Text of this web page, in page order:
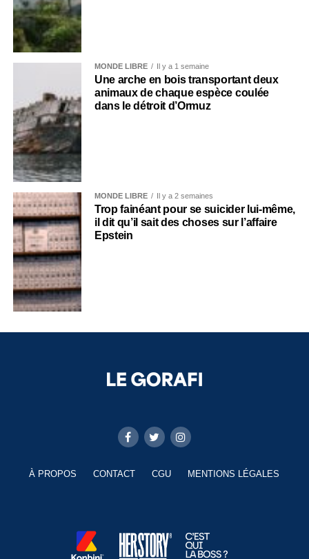
MONDE LIBRE Il y a 1 semaine
Une arche en bois transportant deux
animaux de chaque espèce coulée
dans le détroit d’Ormuz
MONDE LIBRE Il y a 2 semaines
Trop fainéant pour se suicider lui-même,
il dit qu’il sait des choses sur l’affaire
Epstein
À PROPOS CONTACT CGU MENTIONS LÉGALES